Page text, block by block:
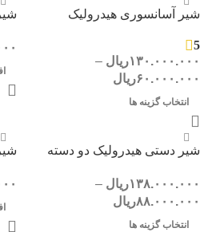
شیر آسانسوری هیدرولیک
5
۱۳۰.۰۰۰.۰۰۰ریال –
۶۰.۰۰۰.۰۰۰ریال
انتخاب گزینه ها
شیر دستی هیدرولیک دو دسته
۱۳۸.۰۰۰.۰۰۰ریال –
۸۸.۰۰۰.۰۰۰ریال
انتخاب گزینه ها